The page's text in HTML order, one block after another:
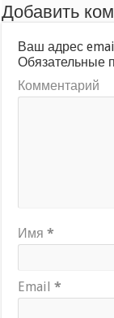
Добавить
Ваш адрес
Обязательные
Комментарий
Имя*
Email*